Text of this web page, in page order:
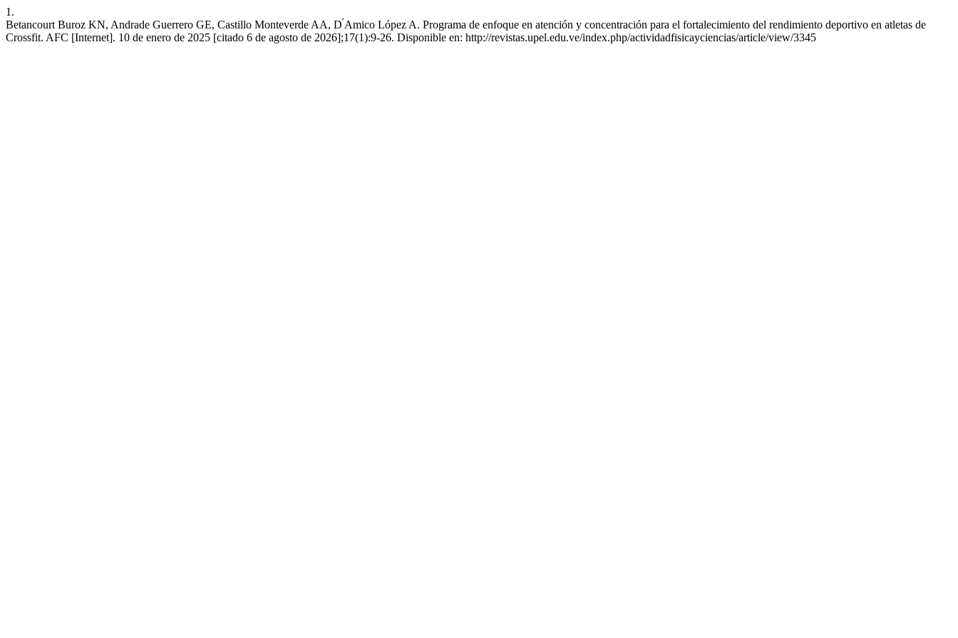
1.
Betancourt Buroz KN, Andrade Guerrero GE, Castillo Monteverde AA, D ́Amico López A. Programa de enfoque en atención y concentración para el fortalecimiento del rendimiento deportivo en atletas de
Crossfit. AFC [Internet]. 10 de enero de 2025 [citado 6 de agosto de 2026];17(1):9-26. Disponible en: http://revistas.upel.edu.ve/index.php/actividadfisicayciencias/article/view/3345